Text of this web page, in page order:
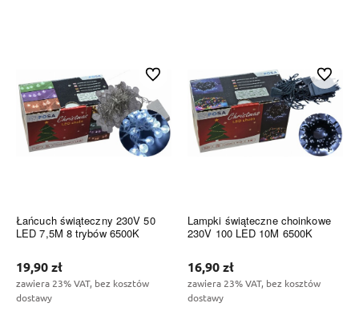
Łańcuch świąteczny 230V 50
LED 7,5M 8 trybów 6500K
19,90 zł
zawiera 23% VAT, bez kosztów
dostawy
Do ulubionych
Lampki świąteczne choinkowe
230V 100 LED 10M 6500K
16,90 zł
zawiera 23% VAT, bez kosztów
dostawy
Do